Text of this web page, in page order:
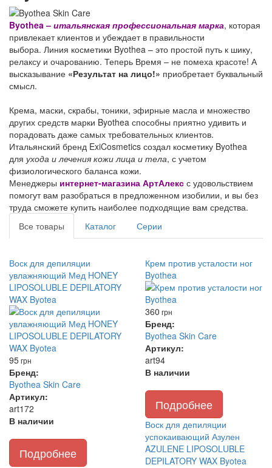
Byothea – итальянская профессиональная марка, которая
привлекает клиентов и убеждает в правильности
выбора. Линия косметики Byothea – это простой путь к шику,
релаксу и очарованию. Теперь Время – не помеха красоте! А
высказывание «Результат на лицо!» приобретает буквальный
смысл.
Крема, маски, скрабы, тоники, эфирные масла и множество
других средств марки Byothea способны приятно удивить и
порадовать даже самых требовательных клиентов.
Итальянский бренд ExiCosmetics создал косметику Byothea
для ухода и лечения кожи лица и тела, с учетом
физиологического баланса кожи.
Менеджеры интернет-магазина АртАлекс с удовольствием
помогут вам разобраться в предложенном изобилии, и вы без
труда сможете купить наиболее подходящие вам средства.
Все товары
Каталог Серии
Воск для депиляции
увлажняющий Мед HONEY
LIPOSOLUBLE DEPILATORY
WAX Byotea
95грн
Бренд:
Byothea Skin Care
Артикул:
art172
В наличии
Подробнее
Крем против усталости ног
Byothea
360 грн
Бренд:
Byothea Skin Care
Артикул:
art94
В наличии
Подробнее
Воск для депиляции
успокаивающий Азулен
AZULENE LIPOSOLUBLE
DEPILATORY WAX Byotea